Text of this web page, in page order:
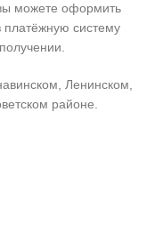
можете оформить
платёжную систему
Ленинском,
районе.